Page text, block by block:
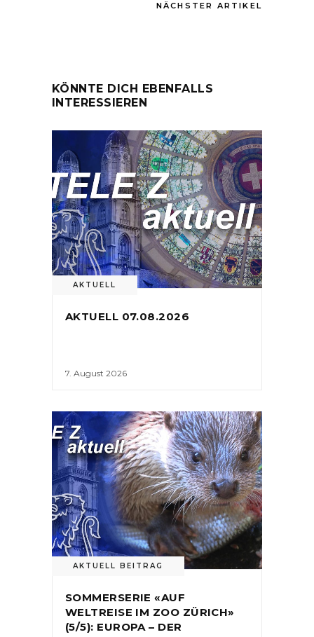
NÄCHSTER ARTIKEL
KÖNNTE DICH EBENFALLS
INTERESSIEREN
AKTUELL
AKTUELL 07.08.2026
7. August 2026
AKTUELL BEITRAG
SOMMERSERIE «AUF
WELTREISE IM ZOO ZÜRICH»
(5/5): EUROPA – DER